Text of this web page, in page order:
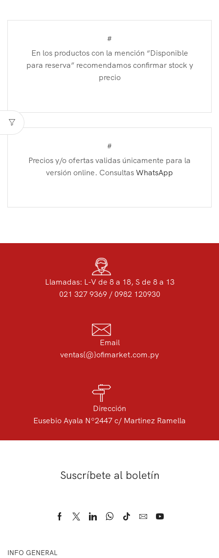
#
En los productos con la mención “Disponible
para reserva” recomendamos confirmar stock y
precio
#
Precios y/o ofertas validas únicamente para la
versión online. Consultas WhatsApp
Llamadas: L-V de 8 a 18, S de 8 a 13
021 327 9369 / 0982 120930
Email
ventas{@}ofimarket.com.py
Dirección
Eusebio Ayala Nº2447 c/ Martinez Ramella
Suscríbete al boletín
INFO GENERAL